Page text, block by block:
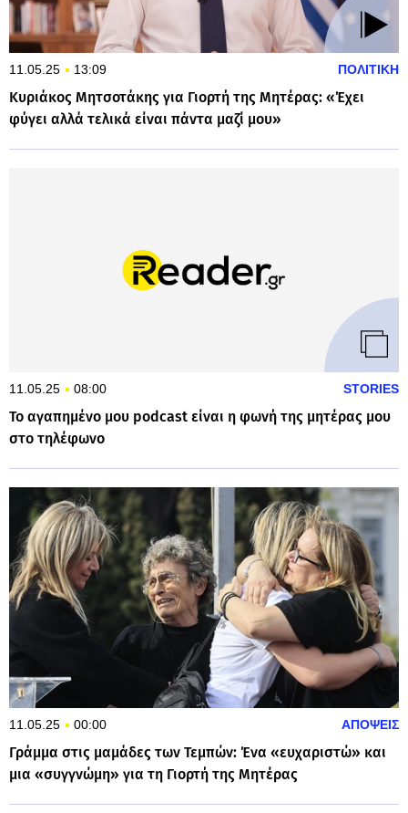
11.05.25 13:09 ΠΟΛΙΤΙΚΗ
Κυριάκος Μητσοτάκης για Γιορτή της Μητέρας: «Έχει
φύγει αλλά τελικά είναι πάντα μαζί μου»
11.05.25 08:00 STORIES
Το αγαπημένο μου podcast είναι η φωνή της μητέρας μου
στο τηλέφωνο
11.05.25 00:00 ΑΠΟΨΕΙΣ
Γράμμα στις μαμάδες των Τεμπών: Ένα «ευχαριστώ» και
μια «συγγνώμη» για τη Γιορτή της Μητέρας